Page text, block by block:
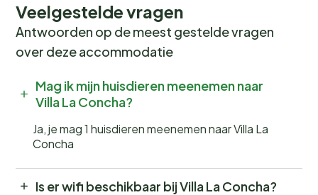
Veelgestelde vragen
Antwoorden op de meest gestelde vragen
over deze accommodatie
Mag ik mijn huisdieren meenemen naar
Villa La Concha?
Ja, je mag 1 huisdieren meenemen naar Villa La
Concha
Is er wifi beschikbaar bij Villa La Concha?